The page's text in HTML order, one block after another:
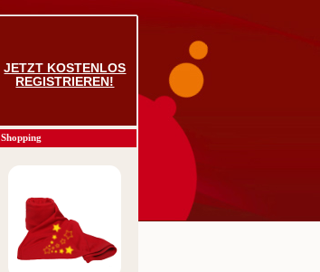
JETZT KOSTENLOS
REGISTRIEREN!
Shopping